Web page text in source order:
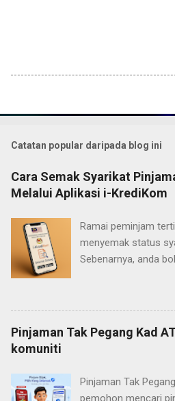
Catatan popular daripada blog ini
Cara Semak Syarikat
Melalui Aplikasi i-KrediKom
Ramai peminjam
menyemak status
Sebenarnya, anda
sah di bawah
Kerajaan Tempatan
satu cara paling
menggunakan
pemberi pinjam
Pinjaman Tak Pegang Kad
komuniti
Pinjaman Tak
pemohon mencari